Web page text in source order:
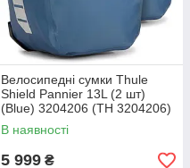
Велосипедні сумки Thule
Shield Pannier 13L (2 шт)
(Blue) 3204206 (TH 3204206)
В наявності
5 999 ₴